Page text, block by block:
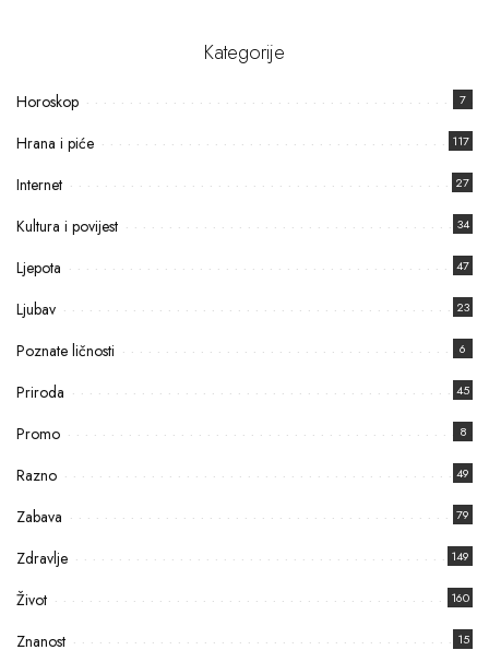
Kategorije
Horoskop 7
Hrana i piće 117
Internet 27
Kultura i povijest 34
Ljepota 47
Ljubav 23
Poznate ličnosti 6
Priroda 45
Promo 8
Razno 49
Zabava 79
Zdravlje 149
Život 160
Znanost 15